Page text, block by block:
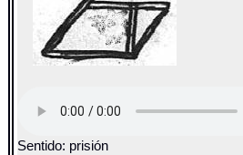
Sentido: prisión